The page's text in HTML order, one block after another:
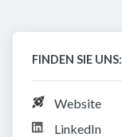
FINDEN SIE UNS:
Website
LinkedIn